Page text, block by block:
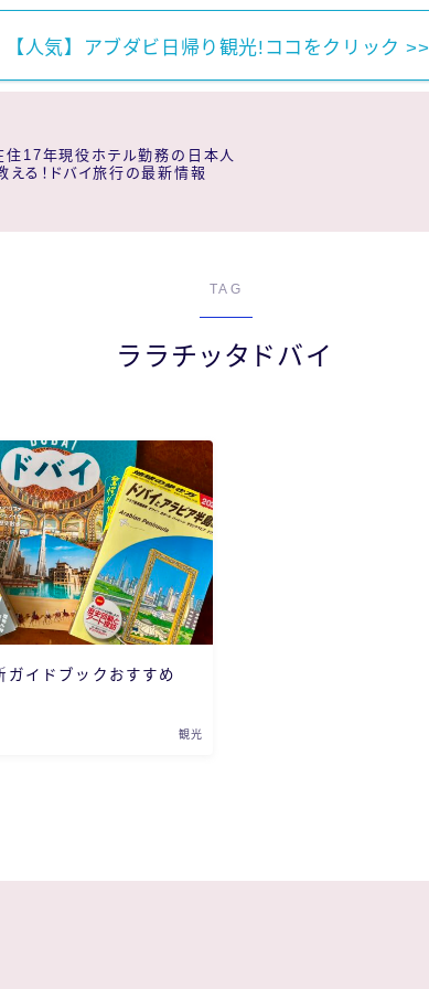
【人気】アブダビ日帰り観光!ココをクリック >>
住17年現役ホテル勤務の日本人
える！ドバイ旅行の最新情報
TAG
ララチッタドバイ
ガイドブックおすすめ
観光